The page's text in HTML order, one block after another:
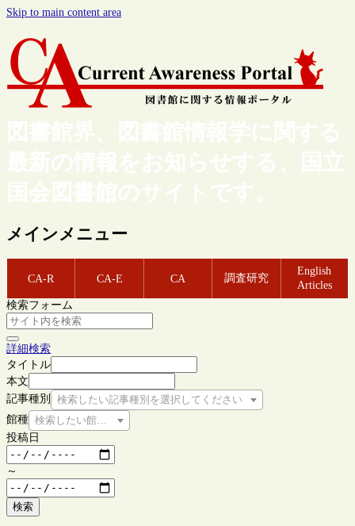
Skip to main content area
図書館界、図書館情報学に関する
最新の情報をお知らせする、国立
国会図書館のサイトです。
メインメニュー
CA-R CA-E CA 調査研究
English
Articles
検索フォーム
詳細検索
タイトル
本文
記事種別
検索したい記事種別を選択してください
館種 検索したい館種を選択してください
投稿日
～
検索